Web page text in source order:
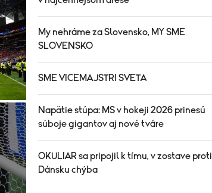
My nehráme za Slovensko, MY SME
SLOVENSKO
SME VICEMAJSTRI SVETA
Napätie stúpa: MS v hokeji 2026 prinesú
súboje gigantov aj nové tváre
OKULIAR sa pripojil k tímu, v zostave proti
Dánsku chýba